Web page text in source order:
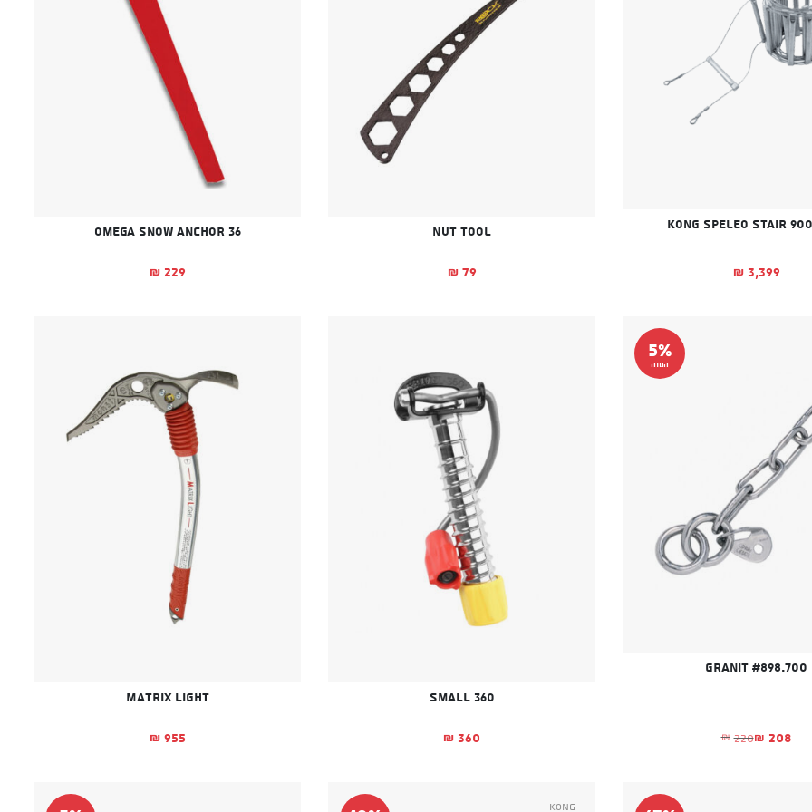
₪ 3,399
Nut Tool
₪ 79
Omega Snow Anchor 36
₪ 229
5%
הנחה
Granit #898.700
₪ 220
המחיר המקורי היה: ₪220.₪ 208 המחיר הנוכחי הוא: ₪208.
Small 360
₪ 360
Matrix Light
₪ 955
Kong